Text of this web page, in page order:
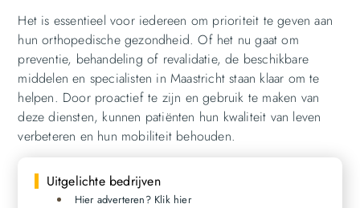
Het is essentieel voor iedereen om prioriteit te geven aan
hun orthopedische gezondheid. Of het nu gaat om
preventie, behandeling of revalidatie, de beschikbare
middelen en specialisten in Maastricht staan klaar om te
helpen. Door proactief te zijn en gebruik te maken van
deze diensten, kunnen patiënten hun kwaliteit van leven
verbeteren en hun mobiliteit behouden.
Uitgelichte bedrijven
Hier adverteren? Klik hier